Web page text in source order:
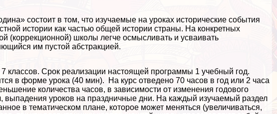
состоит в том, что изучаемые на уроках исторические события
истории как частью общей истории страны. На конкретных
(коррекционной) школы легче осмысливать и усваивать
им пустой абстpaкцией.
классов. Срок реализации настоящей программы 1 учебный год.
в форме урока (40 мин). На курс отведено 70 часов в год или 2 часа
количества часов, в зависимости от изменения годового
выпадения уроков на праздничные дни. На каждый изучаемый раздел
в тематическом плане, которое может меняться (увеличиваться,